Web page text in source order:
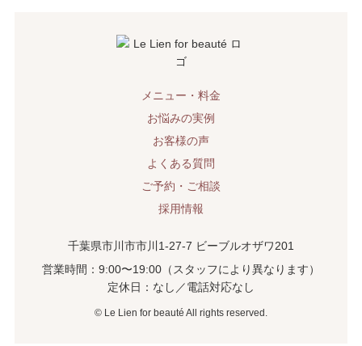
メニュー・料金
お悩みの実例
お客様の声
よくある質問
ご予約・ご相談
採用情報
千葉県市川市市川1-27-7 ビーブルオザワ201
営業時間：9:00〜19:00（スタッフにより異なります）
定休日：なし／電話対応なし
©︎ Le Lien for beauté All rights reserved.